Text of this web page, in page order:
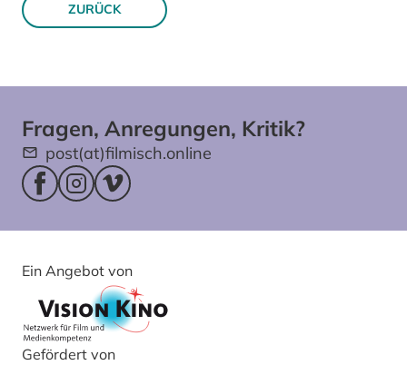
ZURÜCK
Fragen, Anregungen, Kritik?
post(at)filmisch.online
Facebookseite (öffnet im neuen Fenster)
Instagram (öffnet im neuen Fenster)
Vimeo (öffnet im neuen Fenster)
Ein Angebot von
Gefördert von